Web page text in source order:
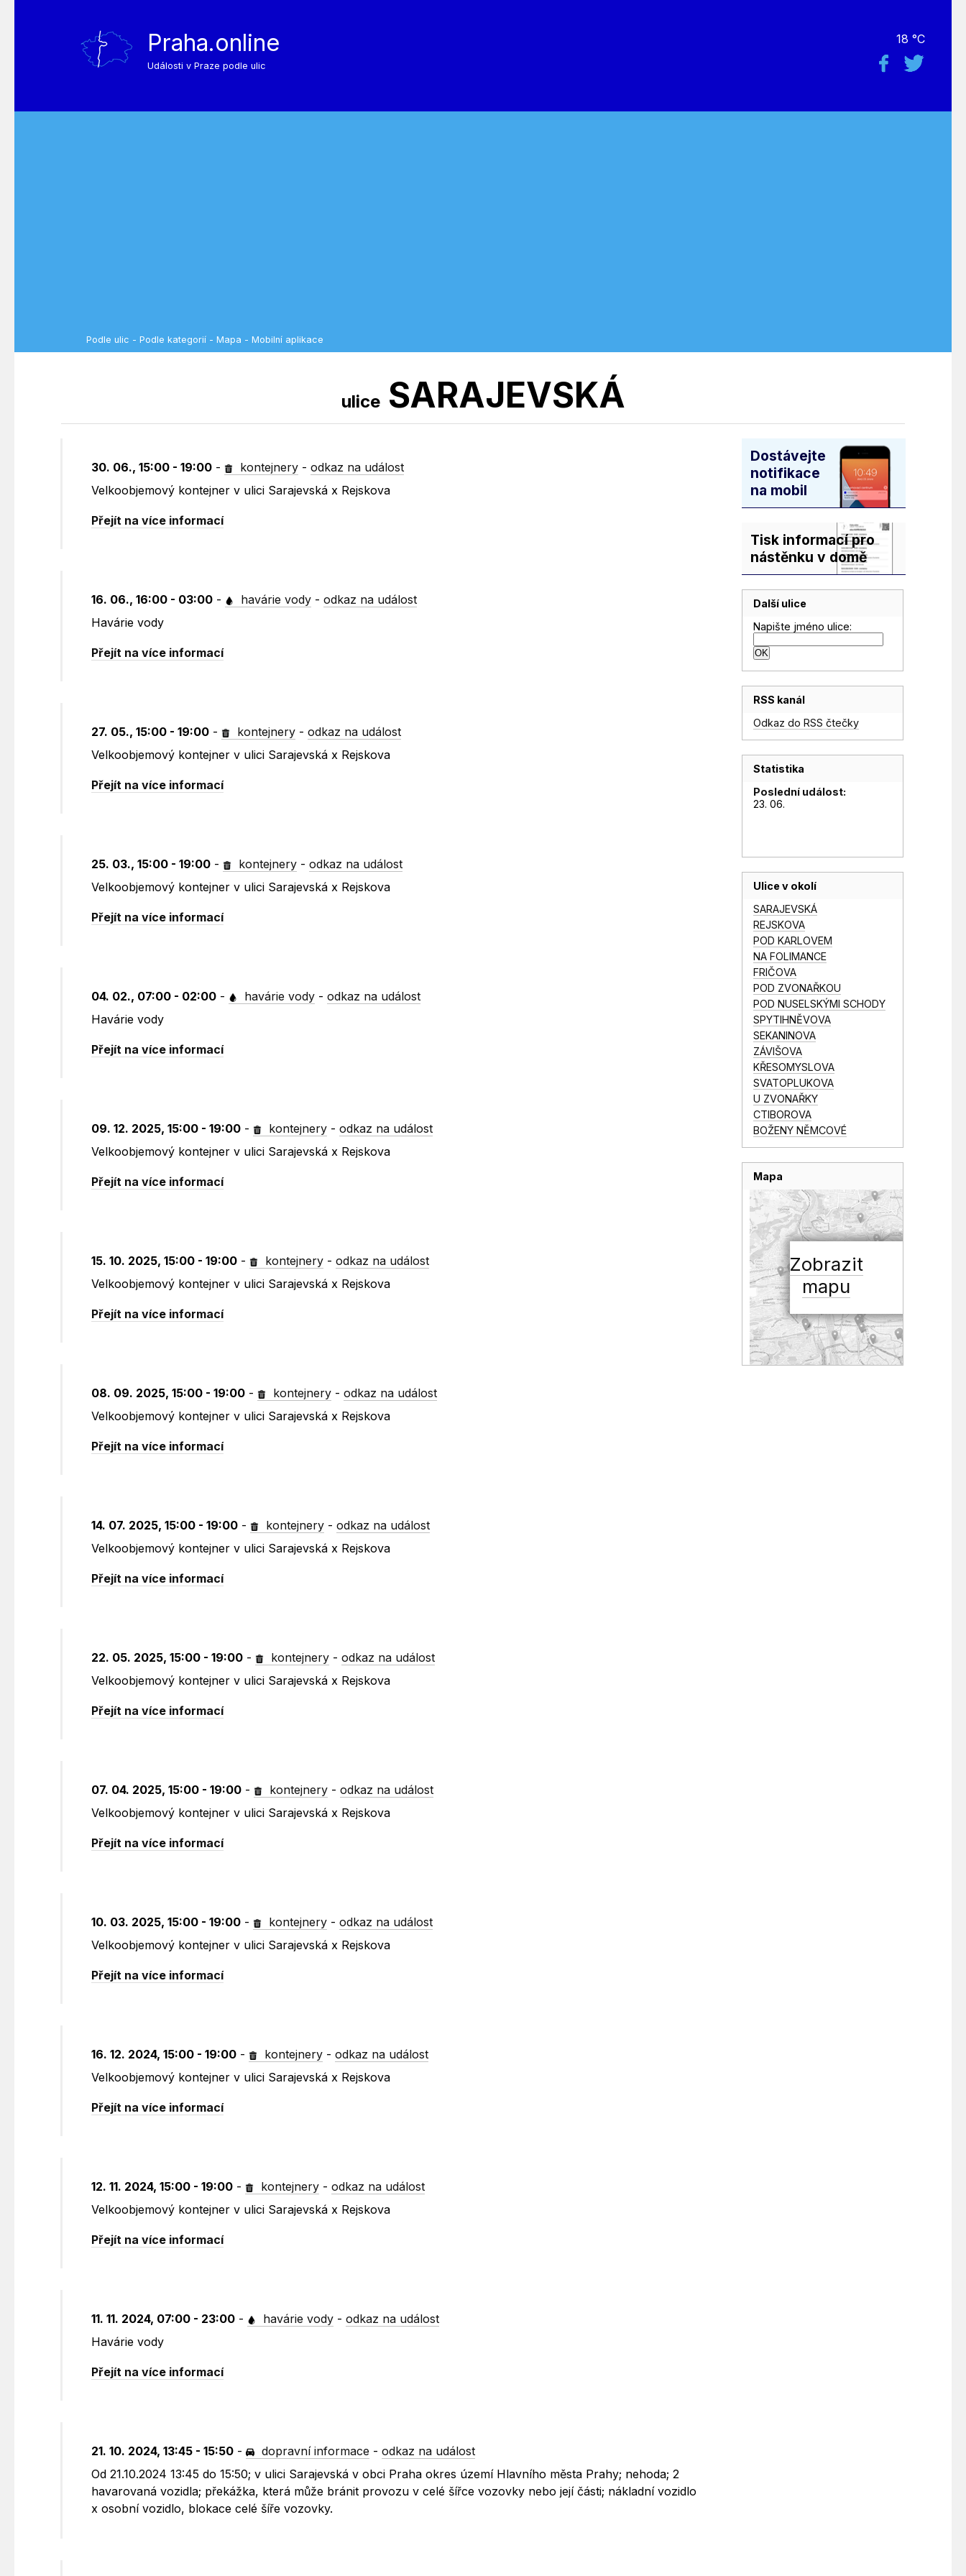
Praha.online
Události v Praze podle ulic
18 °C
Podle ulic - Podle kategorií - Mapa - Mobilní aplikace
uliceSARAJEVSKÁ
30. 06., 15:00 - 19:00 - kontejnery -odkaz na událost
Velkoobjemový kontejner v ulici Sarajevská x Rejskova
Přejít na více informací
16. 06., 16:00 - 03:00 - havárie vody -odkaz na událost
Havárie vody
Přejít na více informací
27. 05., 15:00 - 19:00 - kontejnery -odkaz na událost
Velkoobjemový kontejner v ulici Sarajevská x Rejskova
Přejít na více informací
25. 03., 15:00 - 19:00 - kontejnery -odkaz na událost
Velkoobjemový kontejner v ulici Sarajevská x Rejskova
Přejít na více informací
04. 02., 07:00 - 02:00 - havárie vody -odkaz na událost
Havárie vody
Přejít na více informací
09. 12. 2025, 15:00 - 19:00 - kontejnery -odkaz na událost
Velkoobjemový kontejner v ulici Sarajevská x Rejskova
Přejít na více informací
15. 10. 2025, 15:00 - 19:00 - kontejnery -odkaz na událost
Velkoobjemový kontejner v ulici Sarajevská x Rejskova
Přejít na více informací
08. 09. 2025, 15:00 - 19:00 - kontejnery -odkaz na událost
Velkoobjemový kontejner v ulici Sarajevská x Rejskova
Přejít na více informací
14. 07. 2025, 15:00 - 19:00 - kontejnery -odkaz na událost
Velkoobjemový kontejner v ulici Sarajevská x Rejskova
Přejít na více informací
22. 05. 2025, 15:00 - 19:00 - kontejnery -odkaz na událost
Velkoobjemový kontejner v ulici Sarajevská x Rejskova
Přejít na více informací
07. 04. 2025, 15:00 - 19:00 - kontejnery -odkaz na událost
Velkoobjemový kontejner v ulici Sarajevská x Rejskova
Přejít na více informací
10. 03. 2025, 15:00 - 19:00 - kontejnery -odkaz na událost
Velkoobjemový kontejner v ulici Sarajevská x Rejskova
Přejít na více informací
16. 12. 2024, 15:00 - 19:00 - kontejnery -odkaz na událost
Velkoobjemový kontejner v ulici Sarajevská x Rejskova
Přejít na více informací
12. 11. 2024, 15:00 - 19:00 - kontejnery -odkaz na událost
Velkoobjemový kontejner v ulici Sarajevská x Rejskova
Přejít na více informací
11. 11. 2024, 07:00 - 23:00 - havárie vody -odkaz na událost
Havárie vody
Přejít na více informací
21. 10. 2024, 13:45 - 15:50 - dopravní informace -odkaz na událost
Od 21.10.2024 13:45 do 15:50; v ulici Sarajevská v obci Praha okres území Hlavního města Prahy; nehoda; 2
havarovaná vozidla; překážka, která může bránit provozu v celé šířce vozovky nebo její části; nákladní vozidlo
x osobní vozidlo, blokace celé šíře vozovky.
Dostávejte
notifikace
na mobil
Tisk informací pro
nástěnku v domě
Další ulice
Napište jméno ulice:
RSS kanál
Odkaz do RSS čtečky
Statistika
Poslední událost:
23. 06.
Ulice v okolí
SARAJEVSKÁ
REJSKOVA
POD KARLOVEM
NA FOLIMANCE
FRIČOVA
POD ZVONAŘKOU
POD NUSELSKÝMI SCHODY
SPYTIHNĚVOVA
SEKANINOVA
ZÁVIŠOVA
KŘESOMYSLOVA
SVATOPLUKOVA
U ZVONAŘKY
CTIBOROVA
BOŽENY NĚMCOVÉ
Mapa
Zobrazit
mapu